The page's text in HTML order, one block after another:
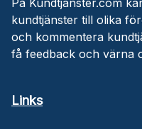
kundtjänster till olika
och kommentera
få feedback och värna
Links